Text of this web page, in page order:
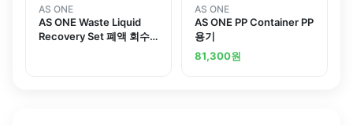
AS ONE
AS ONE Waste Liquid
Recovery Set 폐액 회수
AS ONE
AS ONE PP Container PP
용기
81,300원